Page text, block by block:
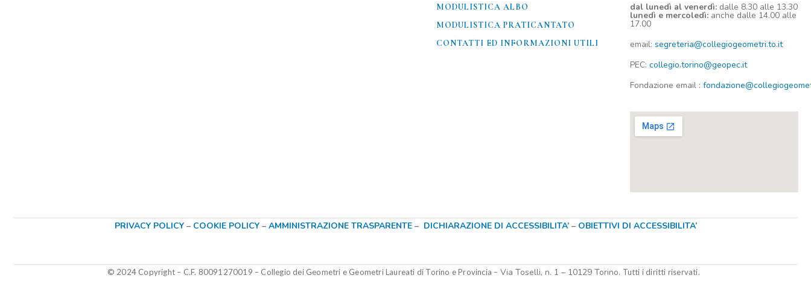
MODULISTICA ALBO
MODULISTICA PRATICANTATO
CONTATTI ED INFORMAZIONI UTILI​
dal lunedì al venerdì: dalle 8.30 alle 13.30
lunedì e mercoledì: anche dalle 14.00 alle
17.00
email: segreteria@collegiogeometri.to.it
PEC: collegio.torino@geopec.it
Fondazione email :
PRIVACY POLICY– COOKIE POLICY – AMMINISTRAZIONE TRASPARENTE– DICHIARAZIONE DI ACCESSIBILITA’– OBIETTIVI DI ACCESSIBILITA’
© 2024 Copyright – C.F. 80091270019 – Collegio dei Geometri e Geometri Laureati di Torino e Provincia – Via Toselli, n. 1 – 10129 Torino. Tutti i diritti riservati.